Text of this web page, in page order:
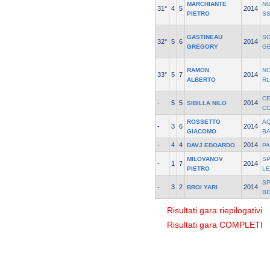
31° 4 5
MARCHIANTE
PIETRO
2014
32° 5 6
GASTINEAU
GREGORY
2014
33° 5 7
RAMON
ALBERTO
2014
RL
- 5 5 SIBILLA NILO 2014
- 3 6
ROSSETTO
GIACOMO
2014
- 4 4 DAVJ EDOARDO 2014
- 1 7
MILOVANOV
PIETRO
2014
- 3 2 BROI YARI 2014
Risultati gara riepilogativi
Risultati gara COMPLETI